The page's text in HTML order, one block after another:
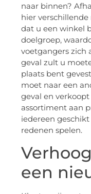
naar binnen?
hier
dat u een winkel
doelgroep,
voetgangers zich
geval zult u
plaats bent
moet naar een
geval en
assortiment aan
iedereen
redenen spelen.
een